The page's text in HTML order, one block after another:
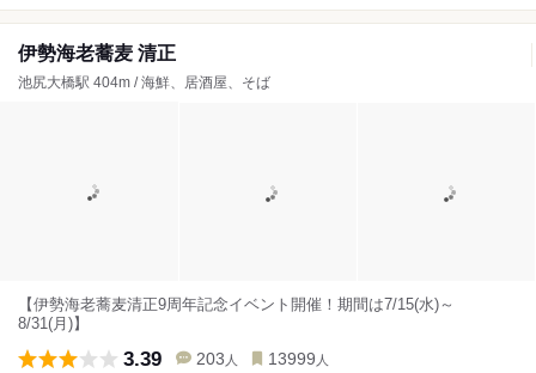
伊勢海老蕎麦 清正
池尻大橋駅 404m / 海鮮、居酒屋、そば
【伊勢海老蕎麦清正9周年記念イベント開催！期間は7/15(水)～
8/31(月)】
3.39 203 人 13999 人